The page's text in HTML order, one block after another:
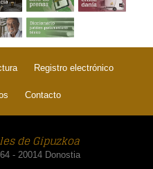
Registro electrónico
Contacto
de Gipuzkoa
- 20014 Donostia